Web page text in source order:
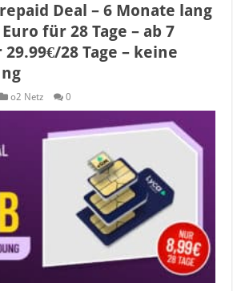
Deal – 6 Monate lang
für 28 Tage – ab 7
28 Tage – keine
o2 Netz 0